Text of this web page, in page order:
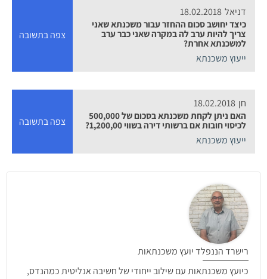
דניאל 18.02.2018
כיצד יחושב סכום ההחזר עבור משכנתא שאני
צריך להיות ערב לה במקרה שאני כבר ערב
למשכנתא אחרת?
ייעוץ משכנתא
צפה בתשובה
חן 18.02.2018
האם ניתן לקחת משכנתא בסכום של 500,000
לכיסוי חובות אם ברשותי דירה בשווי 1,200,00?
ייעוץ משכנתא
צפה בתשובה
רישרד הננפלד יועץ משכנתאות
כיועץ משכנתאות עם שילוב ייחודי של חשיבה אנליטית כמהנדס,